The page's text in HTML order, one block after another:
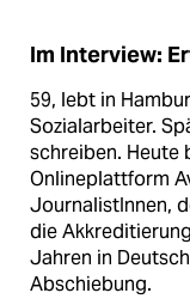
Im Interview:
59, lebt in
Sozialarbeiter.
schreiben.
Onlineplattform
JournalistInnen,
die
Jahren in
Abschiebung.